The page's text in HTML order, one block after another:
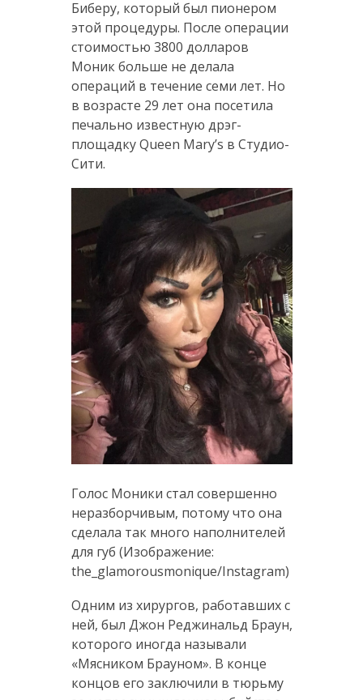
Биберу, который был пионером
этой процедуры. После операции
стоимостью 3800 долларов
Моник больше не делала
операций в течение семи лет. Но
в возрасте 29 лет она посетила
печально известную дрэг-
площадку Queen Mary’s в Студио-
Сити.
Голос Моники стал совершенно
неразборчивым, потому что она
сделала так много наполнителей
для губ (Изображение:
the_glamorousmonique/Instagram)
Одним из хирургов, работавших с
ней, был Джон Реджинальд Браун,
которого иногда называли
«Мясником Брауном». В конце
концов его заключили в тюрьму